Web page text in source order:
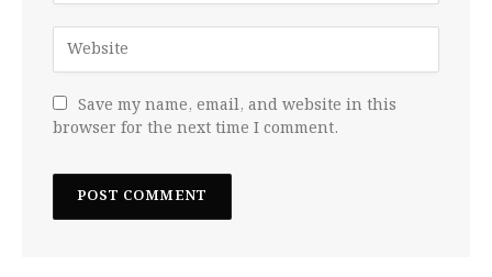
Save my name, email, and website in this
browser for the next time I comment.